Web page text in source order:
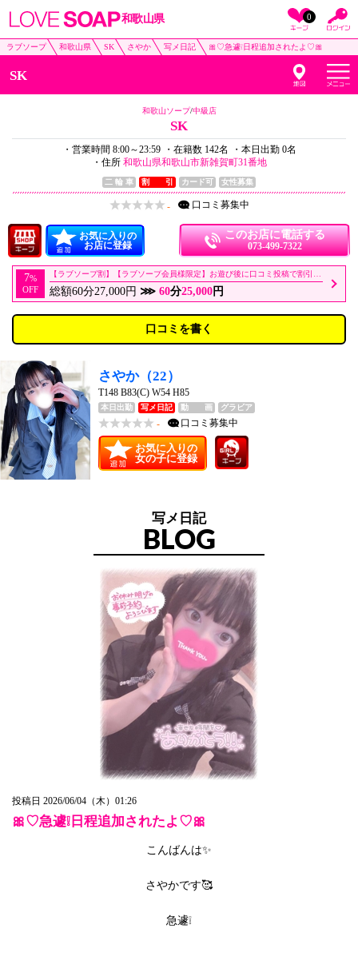
和歌山県 0
ラブソープ 和歌山県 SK さやか 写メ日記 🎀♡急遽❕日程追加されたよ♡🎀
SK
和歌山ソープ/中級店
SK
・営業時間 8:00～23:59 ・在籍数 142名
・本日出勤 0名
・住所 和歌山県和歌山市新雑賀町31番地
二 輪 車 割 引 カード可 女性募集
- 口コミ 募集中
お気に入りの
お店に登録
このお店に電話する
073-499-7322
7%
OFF
【ラブソープ割】【ラブソープ会員様限定】お遊び後に口コミ投稿で割引！！
総額60分27,000円 ⋙ 60分25,000 円
口コミを書く
さやか（22）
T148 B83(C) W54 H85
本日出勤 写メ日記 動 画 グラビア
- 口コミ 募集中
お気に入りの
女の子に登録
写メ日記
BLOG
投稿日 2026/06/04（木）01:26
🎀♡急遽❕日程追加されたよ♡🎀
こんばんは✨️
さやかです🥰
急遽❕